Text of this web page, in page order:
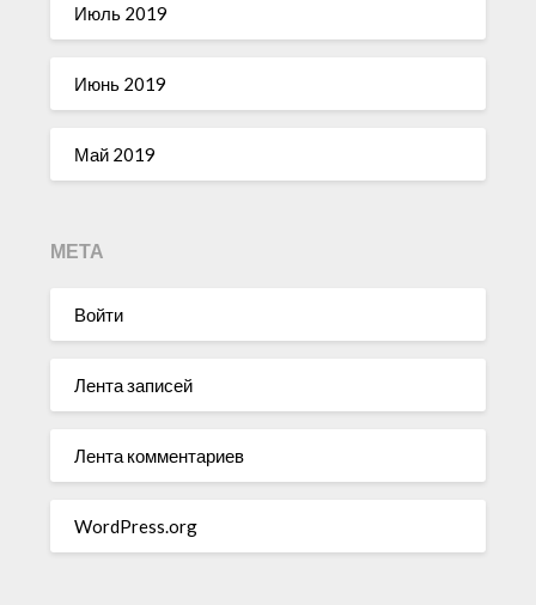
Июль 2019
Июнь 2019
Май 2019
МЕТА
Войти
Лента записей
Лента комментариев
WordPress.org